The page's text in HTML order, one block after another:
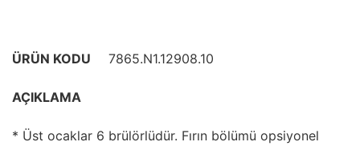
ÜRÜN KODU 7865.N1.12908.10
AÇIKLAMA
* Üst ocaklar 6 brülörlüdür. Fırın bölümü opsiyonel